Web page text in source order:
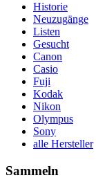
Historie
Neuzugänge
Listen
Gesucht
Canon
Casio
Fuji
Kodak
Nikon
Olympus
Sony
alle Hersteller
Sammeln